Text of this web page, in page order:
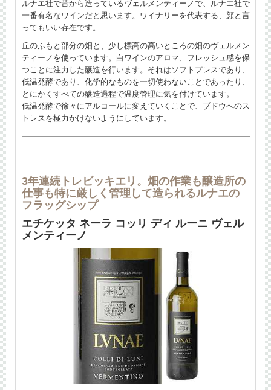
ルナエ社で昔から造っているヴェルメンティーノで、ルナエ社で
一番有名なワインだと思います。ワイナリーを代表する、顔と言
ってもいい存在です。
丘のふもと部分の畑と、少し標高の高いところの畑のヴェルメン
ティーノを使っています。白ワインのアロマ、フレッシュ感を保
つことに注力した醸造を行います。それはソフトプレスであり、
低温発酵であり、化学的なものを一切使わないことであったり、
とにかくすべての醸造過程で温度管理に気を付けています。
低温発酵で徐々にアルコールに変えていくことで、ブドウへのス
トレスを極力かけないようにしています。
3年連続トレビッキエリ。畑の作業も醸造所の
仕事も特に厳しく管理して造られるルナエの
フラッグシップ
エチケッタ ネーラ コッリ ディ ルーニ ヴェル
メンティーノ